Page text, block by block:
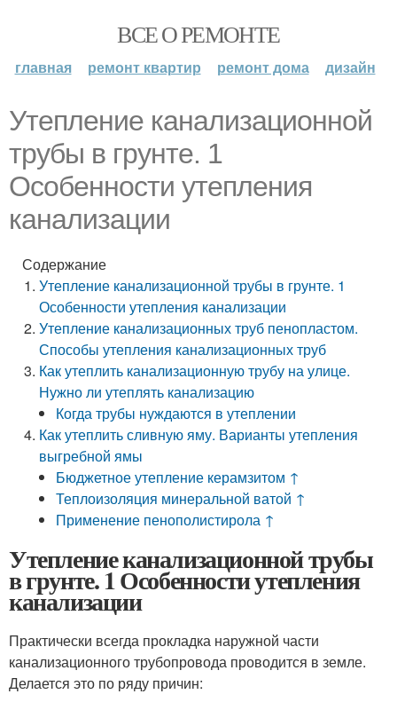
ВСЕ О РЕМОНТЕ
главная ремонт квартир ремонт дома дизайн
Утепление канализационной
трубы в грунте. 1
Особенности утепления
канализации
Содержание
Утепление канализационной трубы в грунте. 1
Особенности утепления канализации
Утепление канализационных труб пенопластом.
Способы утепления канализационных труб
Как утеплить канализационную трубу на улице.
Нужно ли утеплять канализацию
Когда трубы нуждаются в утеплении
Как утеплить сливную яму. Варианты утепления
выгребной ямы
Бюджетное утепление керамзитом ↑
Теплоизоляция минеральной ватой ↑
Применение пенополистирола ↑
Утепление канализационной трубы
в грунте. 1 Особенности утепления
канализации
Практически всегда прокладка наружной части
канализационного трубопровода проводится в земле.
Делается это по ряду причин: